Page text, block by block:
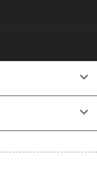

keyboard_arrow_down